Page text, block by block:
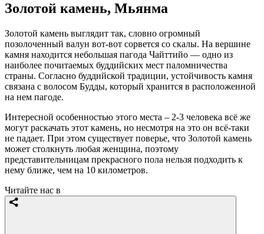
Золотой камень, Мьянма
Золотой камень выглядит так, словно огромный
позолоченный валун вот-вот сорвется со скалы. На вершине
камня находится небольшая пагода Чайттийо — одно из
наиболее почитаемых буддийских мест паломничества
страны. Согласно буддийской традиции, устойчивость камня
связана с волосом Будды, который хранится в расположенной
на нем пагоде.
Интересной особенностью этого места – 2-3 человека всё же
могут раскачать этот камень, но несмотря на это он всё-таки
не падает. При этом существует поверье, что Золотой камень
может столкнуть любая женщина, поэтому
представительницам прекрасного пола нельзя подходить к
нему ближе, чем на 10 километров.
Читайте нас в